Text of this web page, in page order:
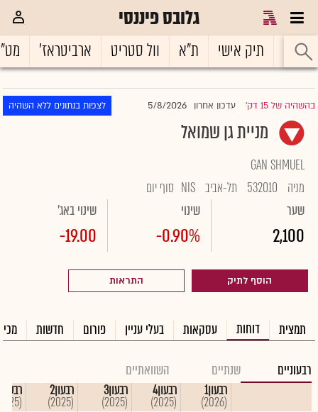
גלובס פיננסי
ראשי תיק אישי ת"א וול סטריט ארביטראז'
בהשהיה של 15 דק' |עדכון אחרון 5/8/2026 לצפות בנתונים ללא השהיה
מניית גן שמואל
GAN SHMUEL
מניה
532010 תל-אביב NIS סוף יום
שער
2,100
שינוי
-0.90%
שינוי באג'
-19.00
הוסף לתיק התראות
תמצית דוחות עסקאות בעלי עניין פורום חדשות
רבעוניים שנתיים השוואתיים
רבעון1
(2026)
רבעון4
(2025)
רבעון3
(2025)
רבעון2
(2025)
רבעון1
(2025)